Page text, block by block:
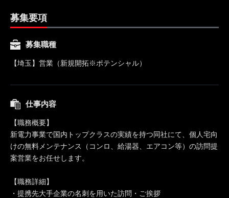
募集要項
募集職種
【埼玉】営業（新規開拓※ポテンシャル）
仕事内容
【職務概要】
新電力事業で国内トップクラスの実績を持つ同社にて、個人宅向
けの無料メンテナンス（コンロ、給湯器、エアコン等）の訪問提
案営業をお任せします。
【職務詳細】
・提携先大手企業の名刺を用いた訪問・ご挨拶